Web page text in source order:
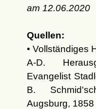
am 12.06.2020
Quellen:
• Vollständiges
A-D.
Evangelist
B.
Augsburg, 1858